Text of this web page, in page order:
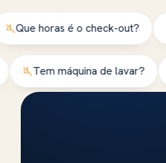
é o check-out? Tem
porta? Tem máquina de